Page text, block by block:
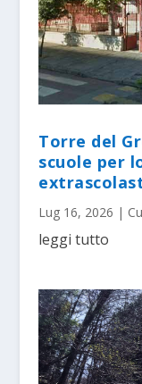
Torre del
scuole per
Lug 16, 2026 |
leggi tutto